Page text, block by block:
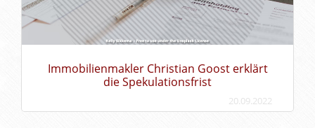
Immobilienmakler Christian Goost erklärt
die Spekulationsfrist
20.09.2022